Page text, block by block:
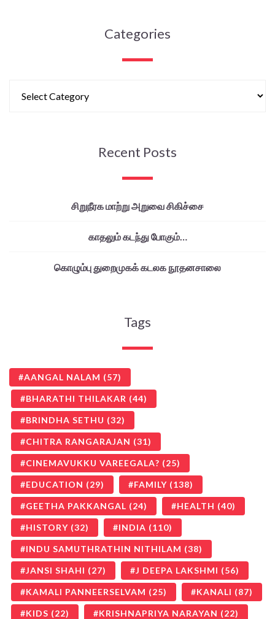
Categories
Recent Posts
சிறுநீரக மாற்று அறுவை சிகிச்சை
காதலும் கடந்து போகும்…
கொழும்பு துறைமுகக் கடலக நூதனசாலை
Tags
AANGAL NALAM (57)
BHARATHI THILAKAR (44)
BRINDHA SETHU (32)
CHITRA RANGARAJAN (31)
CINEMAVUKKU VAREEGALA? (25)
EDUCATION (29) FAMILY (138)
GEETHA PAKKANGAL (24) HEALTH (40)
HISTORY (32) INDIA (110)
INDU SAMUTHRATHIN NITHILAM (38)
JANSI SHAHI (27) J DEEPA LAKSHMI (56)
KAMALI PANNEERSELVAM (25) KANALI (87)
KIDS (22) KRISHNAPRIYA NARAYAN (22)